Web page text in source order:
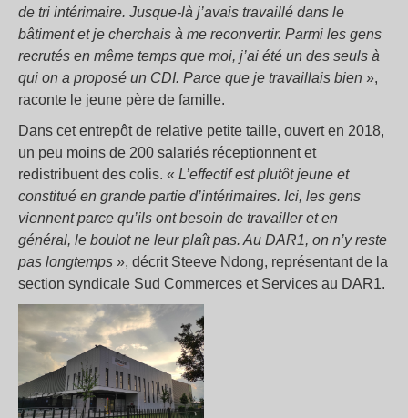
de tri intérimaire. Jusque-là j’avais travaillé dans le
bâtiment et je cherchais à me reconvertir. Parmi les gens
recrutés en même temps que moi, j’ai été un des seuls à
qui on a proposé un CDI. Parce que je travaillais bien »,
raconte le jeune père de famille.
Dans cet entrepôt de relative petite taille, ouvert en 2018,
un peu moins de 200 salariés réceptionnent et
redistribuent des colis. « L’effectif est plutôt jeune et
constitué en grande partie d’intérimaires. Ici, les gens
viennent parce qu’ils ont besoin de travailler et en
général, le boulot ne leur plaît pas. Au DAR1, on n’y reste
pas longtemps », décrit Steeve Ndong, représentant de la
section syndicale Sud Commerces et Services au DAR1.